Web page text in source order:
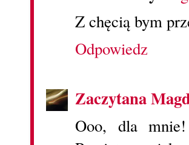
Z chęcią bym
Odpowiedz
Zaczytana
Ooo, dla